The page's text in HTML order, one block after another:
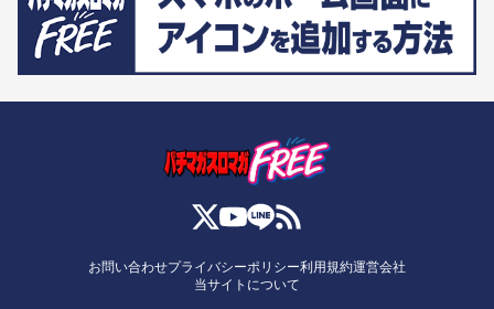
お問い合わせプライバシーポリシー利用規約運営会社
当サイトについて